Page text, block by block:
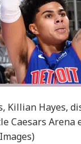
Killian Hayes,
Caesars Arena